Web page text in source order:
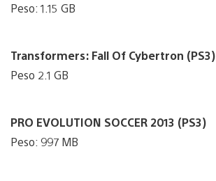
Peso: 1.15 GB
Transformers: Fall Of Cybertron (PS3)
Peso 2.1 GB
PRO EVOLUTION SOCCER 2013 (PS3)
Peso: 997 MB